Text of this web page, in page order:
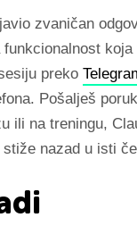
zvaničan
funkcionalnost
preko
Pošalješ
ili na treningu,
nazad u isti